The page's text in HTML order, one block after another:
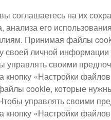
на DJsounds Show.
соглашаетесь на их
его
Принимая файлы
своей личной
своими
кнопку «Настройки
cookie, которые
управлять своими
кнопку «Настройки